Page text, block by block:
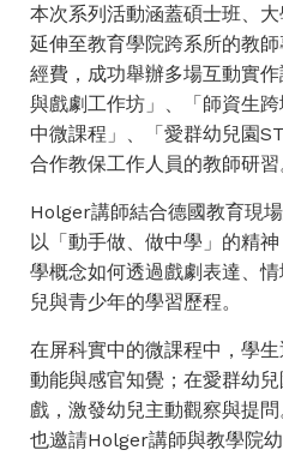
本次系列活動涵蓋碩士班、
延伸至教育學院跨系所的教
經費，成功舉辦多場互動實
與戲劇工作坊」、「師資生
中微課程」、「愛群幼兒園
合作教保工作人員的教師研習
Holger講師結合德國教育現
以「動手做、做中學」的精
學概念如何透過戲劇表達、
兒與青少年的學習歷程。
在屏科實中的微課程中，學
動能與感官知覺；在愛群幼
戲，激發幼兒主動觀察與提
也邀請Holger講師與教學院